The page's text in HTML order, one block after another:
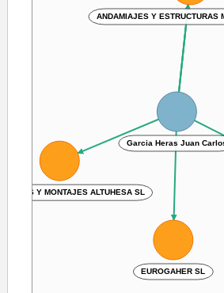
Garcia Heras Juan
ANDAMIAJES Y ESTRUCTURAS
EUROGAHER SL
Y MONTAJES ALTUHESA SL